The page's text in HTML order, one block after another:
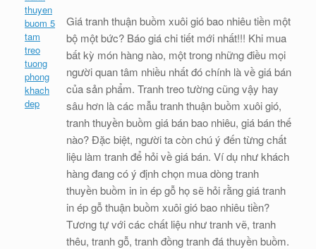
Giá tranh thuận buồm xuôi gió bao nhiêu tiền một
bộ một bức? Báo giá chi tiết mới nhất!!! Khi mua
bất kỳ món hàng nào, một trong những điều mọi
người quan tâm nhiều nhất đó chính là về giá bán
của sản phẩm. Tranh treo tường cũng vậy hay
sâu hơn là các mẫu tranh thuận buồm xuôi gió,
tranh thuyền buồm giá bán bao nhiêu, giá bán thế
nào? Đặc biệt, người ta còn chú ý đến từng chất
liệu làm tranh để hỏi về giá bán. Ví dụ như khách
hàng đang có ý định chọn mua dòng tranh
thuyền buồm in in ép gỗ họ sẽ hỏi rằng giá tranh
in ép gỗ thuận buồm xuôi gió bao nhiêu tiền?
Tương tự với các chất liệu như tranh vẽ, tranh
thêu, tranh gỗ, tranh đồng tranh đá thuyền buồm.